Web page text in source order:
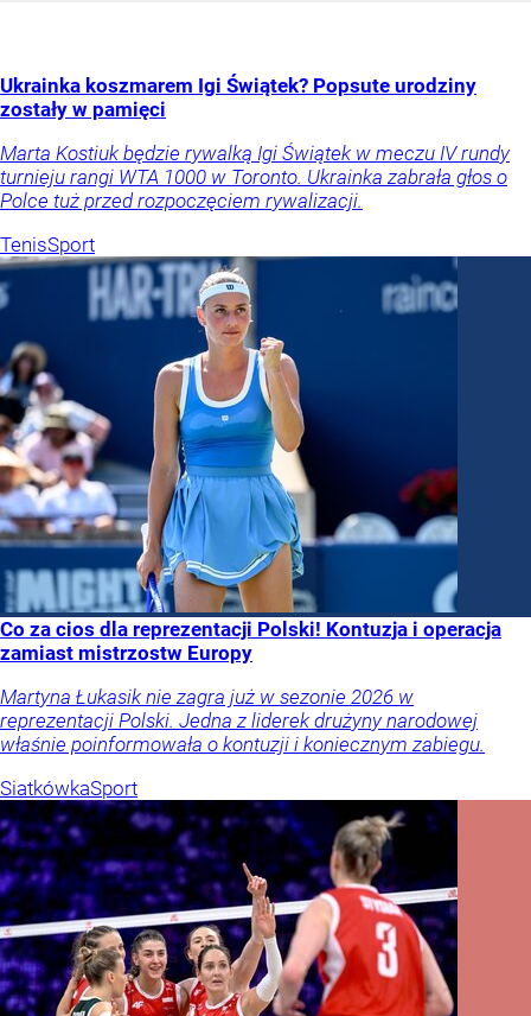
Ukrainka koszmarem Igi Świątek? Popsute urodziny
zostały w pamięci
Marta Kostiuk będzie rywalką Igi Świątek w meczu IV rundy
turnieju rangi WTA 1000 w Toronto. Ukrainka zabrała głos o
Polce tuż przed rozpoczęciem rywalizacji.
TenisSport
Co za cios dla reprezentacji Polski! Kontuzja i operacja
zamiast mistrzostw Europy
Martyna Łukasik nie zagra już w sezonie 2026 w
reprezentacji Polski. Jedna z liderek drużyny narodowej
właśnie poinformowała o kontuzji i koniecznym zabiegu.
SiatkówkaSport